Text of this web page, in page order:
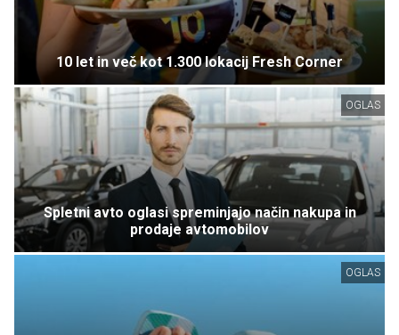
10 let in več kot 1.300 lokacij Fresh Corner
OGLAS
Spletni avto oglasi spreminjajo način nakupa in
prodaje avtomobilov
OGLAS